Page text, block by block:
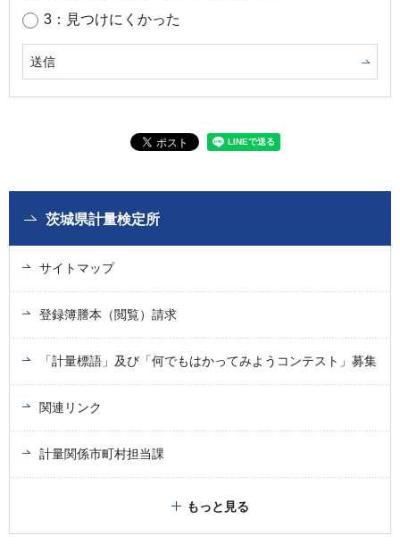
3：見つけにくかった
茨城県計量検定所
サイトマップ
登録簿謄本（閲覧）請求
「計量標語」及び「何でもはかってみようコンテスト」募集
関連リンク
計量関係市町村担当課
もっと見る